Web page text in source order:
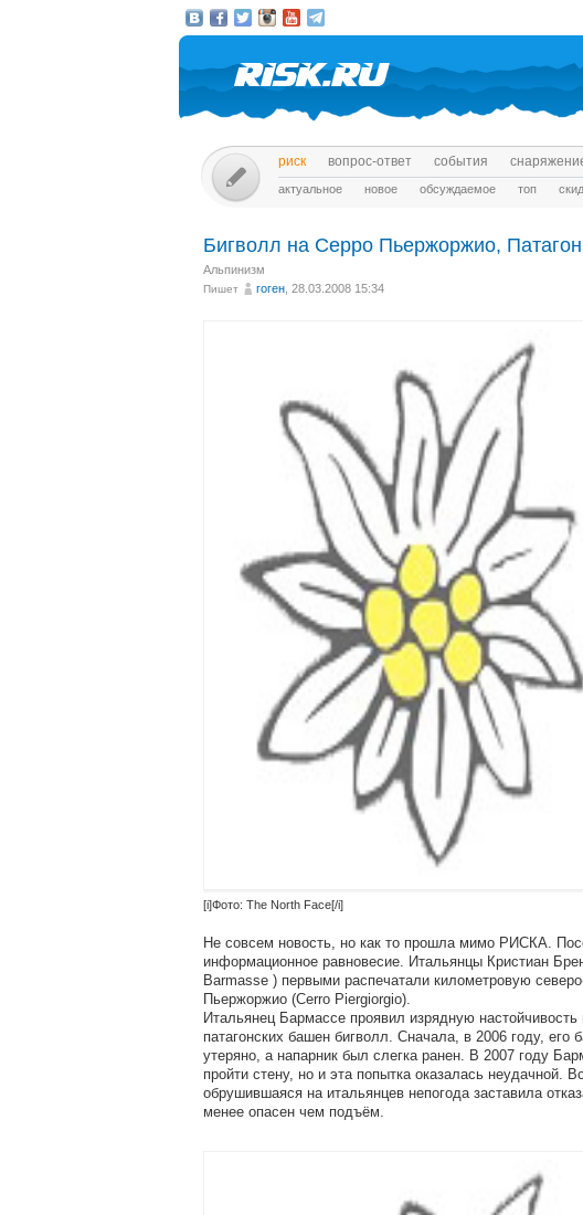
риск вопрос-ответ события
актуальное новое обсуждаемое топ
Бигволл на Серро Пьержоржио,
Альпинизм
Пишет гоген , 28.03.2008 15:34
[i]Фото: The North Face[/i]
Не совсем новость, но как то прошла мимо РИСКА.
информационное равновесие. Итальянцы Кристиан
Barmasse ) первыми распечатали километровую
Пьержоржио (Cerro Piergiorgio).
Итальянец Бармассе проявил изрядную
патагонских башен бигволл. Сначала, в 2006 году,
утеряно, а напарник был слегка ранен. В 2007 году
пройти стену, но и эта попытка оказалась
обрушившаяся на итальянцев непогода заставила
менее опасен чем подъём.